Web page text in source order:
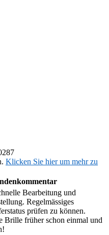
Klicken Sie hier um mehr zu
Bearbeitung und
Regelmässiges
prüfen zu können.
Brille früher schon einmal und